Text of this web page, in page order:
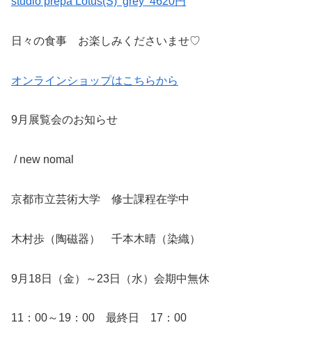
日々の食事 お楽しみくださいませ♡
オンラインショップはこちらから
9月展覧会のお知らせ
/ new nomal
京都市立芸術大学 修士課程在学中
木村歩（陶磁器） 千本木晴（染織）
9月18日（金）～23日（水）会期中無休
11：00～19：00 最終日 17：00